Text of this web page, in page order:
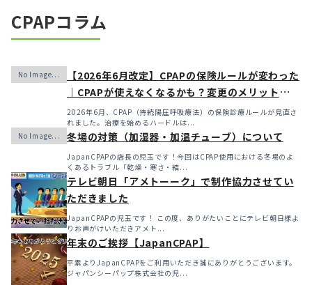
CPAPコラム
【2026年6月改定】CPAPの保険ルールが変わった
｜CPAPが使えなくなるかも？変更のメリット・デ
メリットと「購入」という選択肢
2026年6月、CPAP（持続陽圧呼吸療法）の保険診療ルールが見直さ
れました。治療を始めるハードルは...
冬場の対策（加湿器・加温チューブ）について
JapanCPAPの店長の児玉です！今回はCPAP使用における冬場のよ
くあるトラブル「乾燥・寒さ・結...
テレビ朝日「アメトーーク」で制作協力させてい
ただきました
JapanCPAPの児玉です！ この度、ありがたいことにテレビ朝日様よ
りお声がけいただきアメト...
年末のご挨拶【JapanCPAP】
平素よりJapanCPAPをご利用いただき誠にありがとうございます。
ジャパンシーパップ株式会社の児...